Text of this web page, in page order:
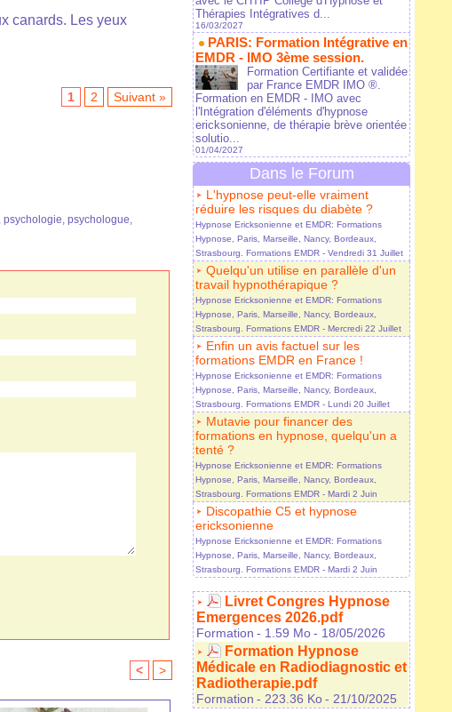
canards. Les yeux
1 2 Suivant »
, psychologie, psychologue,
< >
Thérapies Intégratives d...
16/03/2027
PARIS: Formation Intégrative en
EMDR - IMO 3ème session.
Formation Certifiante et validée
par France EMDR IMO ®.
Formation en EMDR - IMO avec
l'Intégration d'éléments d'hypnose
ericksonienne, de thérapie brève orientée
solutio...
01/04/2027
Dans le Forum
L'hypnose peut-elle vraiment
réduire les risques du diabète ?
Hypnose Ericksonienne et EMDR: Formations
Hypnose, Paris, Marseille, Nancy, Bordeaux,
Strasbourg. Formations EMDR - Vendredi 31 Juillet
Quelqu'un utilise en parallèle d'un
travail hypnothérapique ?
Hypnose Ericksonienne et EMDR: Formations
Hypnose, Paris, Marseille, Nancy, Bordeaux,
Strasbourg. Formations EMDR - Mercredi 22 Juillet
Enfin un avis factuel sur les
formations EMDR en France !
Hypnose Ericksonienne et EMDR: Formations
Hypnose, Paris, Marseille, Nancy, Bordeaux,
Strasbourg. Formations EMDR - Lundi 20 Juillet
Mutavie pour financer des
formations en hypnose, quelqu'un a
tenté ?
Hypnose Ericksonienne et EMDR: Formations
Hypnose, Paris, Marseille, Nancy, Bordeaux,
Strasbourg. Formations EMDR - Mardi 2 Juin
Discopathie C5 et hypnose
ericksonienne
Hypnose Ericksonienne et EMDR: Formations
Hypnose, Paris, Marseille, Nancy, Bordeaux,
Strasbourg. Formations EMDR - Mardi 2 Juin
Livret Congres Hypnose
Emergences 2026.pdf
Formation - 1.59 Mo- 18/05/2026
Formation Hypnose
Médicale en Radiodiagnostic et
Radiotherapie.pdf
Formation - 223.36 Ko- 21/10/2025